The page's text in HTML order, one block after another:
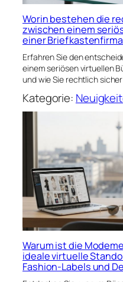
Worin bestehen die
zwischen einem
einer
Erfahren Sie den
einem seriösen virtuellen
und wie Sie rechtlich sicher
Kategorie:
Warum ist die
ideale virtuelle
Fashion-Labels und